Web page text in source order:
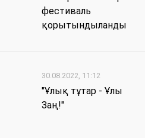
фестиваль
қорытындыланды
30.08.2022, 11:12
"Ұлық тұтар - Ұлы
Заң!"